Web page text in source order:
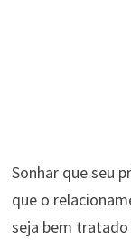
Sonhar que seu
que o
seja bem